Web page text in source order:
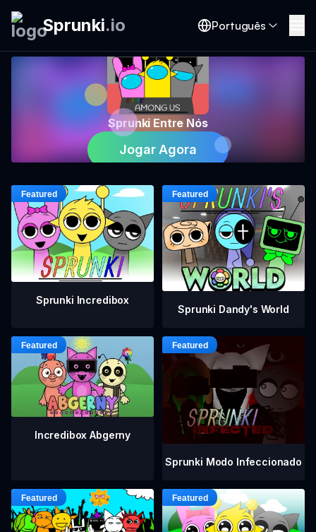
Sprunki.io Português
Sprunki Entre Nós
Jogar Agora
Sprunki Incredibox
Sprunki Dandy's World
Incredibox Abgerny
Sprunki Modo Infeccionado